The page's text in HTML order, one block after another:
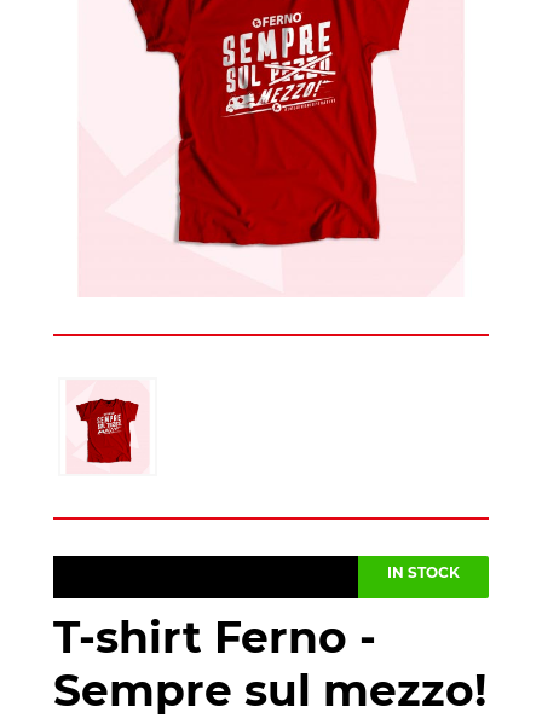
IN STOCK
T-shirt Ferno -
Sempre sul mezzo!